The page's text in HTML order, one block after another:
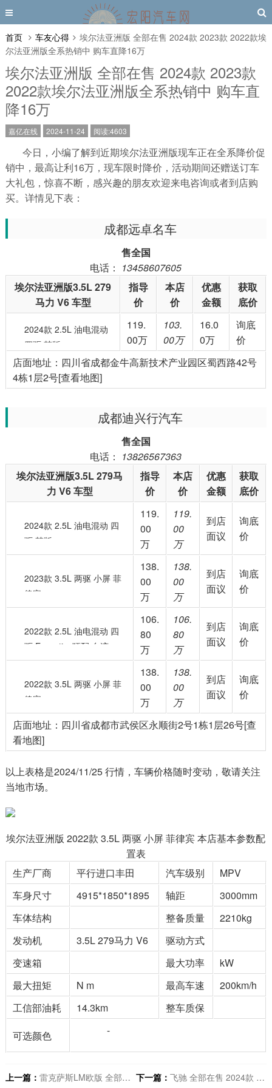
首页 车友心得
埃尔法亚洲版 全部在售 2024款 2023款 2022款埃
尔法亚洲版全系热销中 购车直降16万
埃尔法亚洲版 全部在售 2024款 2023款
2022款埃尔法亚洲版全系热销中 购车直
降16万
嘉亿在线 2024-11-24 阅读:4603
今日，小编了解到近期埃尔法亚洲版现车正在全系降价促
销中，最高让利16万，现车限时降价，活动期间还赠送订车
大礼包，惊喜不断，感兴趣的朋友欢迎来电咨询或者到店购
买。详情见下表：
成都远卓名车
售全国
电话： 13458607605
埃尔法亚洲版3.5L 279
马力 V6 车型
指导
价
本店
价
优惠
金额
获取
底价
2024款 2.5L 油电混动
四驱 韩版
119.
00万
103.
00万
16.0
0万
询底
价
店面地址：四川省成都金牛高新技术产业园区蜀西路42号
4栋1层2号[查看地图]
成都迪兴行汽车
售全国
电话： 13826567363
埃尔法亚洲版3.5L 279马
力 V6 车型
指导
价
本店
价
优惠
金额
获取
底价
2024款 2.5L 油电混动 四
驱 韩版
119.
00
万
119.
00
万
到店
面议
询底
价
2023款 3.5L 两驱 小屏 菲
律宾
138.
00
万
138.
00
万
到店
面议
询底
价
2022款 2.5L 油电混动 四
驱 Executive顶配 台湾
106.
80
万
106.
80
万
到店
面议
询底
价
2022款 3.5L 两驱 小屏 菲
律宾
138.
00
万
138.
00
万
到店
面议
询底
价
店面地址：四川省成都市武侯区永顺街2号1栋1层26号[查
看地图]
以上表格是2024/11/25 行情，车辆价格随时变动，敬请关注
当地市场。
埃尔法亚洲版 2022款 3.5L 两驱 小屏 菲律宾 本店基本参数配
置表
生产厂商
平行进口丰田 汽车级别
MPV
车身尺寸
4915*1850*1895 轴距
3000mm
车体结构
整备质量
2210kg
发动机
3.5L 279马力 V6
驱动方式
变速箱
最大功率
kW
最大扭矩
N m 最高车速
200km/h
工信部油耗
14.3km
整车质保
可选颜色
-
上一篇： 雷克萨斯LM欧版 全部在售 2022款 2021款 2020款购雷克萨斯LM欧版享30万优惠 仅135万可入手 下一篇： 飞驰 全部在售 2024款 2023款 2022款 2021款 2020款 2017款宾利飞驰团购价格279万起 售全国